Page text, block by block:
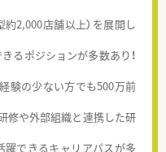
2,000店舗以上）を展開し
るポジションが多数あり！
験の少ない方でも500万前
修や外部組織と連携した研
できるキャリアパスが多